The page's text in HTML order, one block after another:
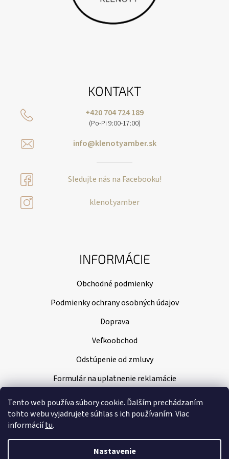
Tento web používa súbory cookie. Ďalším prechádzaním
tohto webu vyjadrujete súhlas s ich používaním. Viac
informáciítu.
Nastavenie
KONTAKT
+420 704 724 189
(Po-Pi 9:00-17:00)
info@klenotyamber.sk
Sledujte nás na Facebooku!
klenotyamber
INFORMÁCIE
Obchodné podmienky
Podmienky ochrany osobných údajov
Doprava
Veľkoobchod
Odstúpenie od zmluvy
Formulár na uplatnenie reklamácie
Vytvoril Shoptet |Nakódoval Pavel Kuneš